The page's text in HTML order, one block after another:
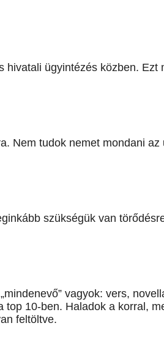
hivatali ügyintézés közben. Ezt
Nem tudok nemet mondani az
szükségük van
vagyok: vers,
10-ben. Haladok a korral,
feltöltve.